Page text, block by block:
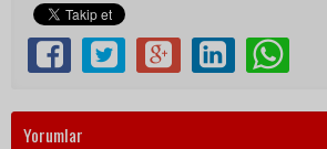
Yorumlar